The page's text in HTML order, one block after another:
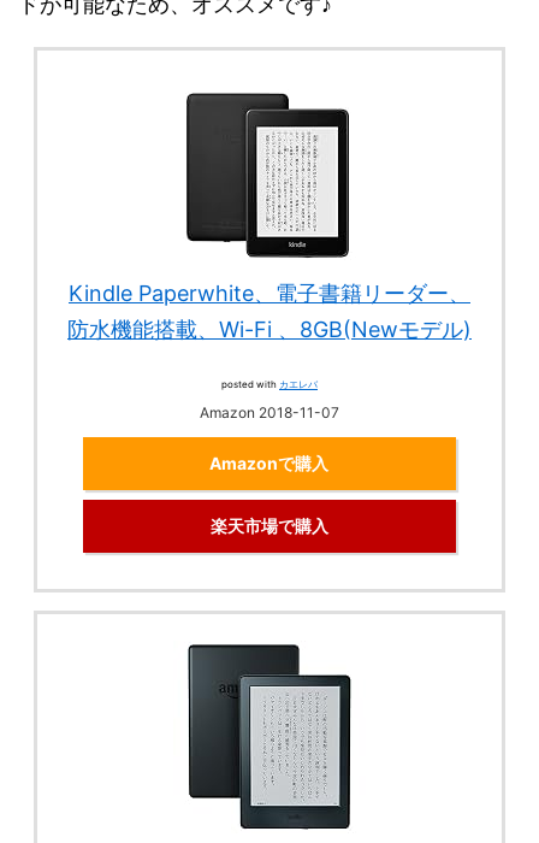
Kindle Paperwhite、電子書籍リーダー、
防水機能搭載、Wi-Fi 、8GB(Newモデル)
posted with カエレバ
Amazon 2018-11-07
Amazonで購入
楽天市場で購入